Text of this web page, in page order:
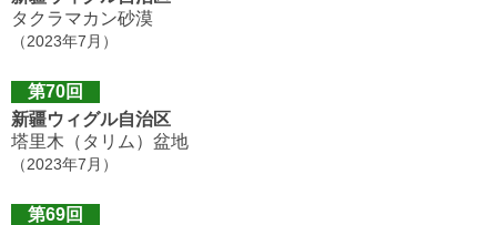
タクラマカン砂漠
（2023年7月）
第70回
新疆ウィグル自治区
塔里木（タリム）盆地
（2023年7月）
第69回